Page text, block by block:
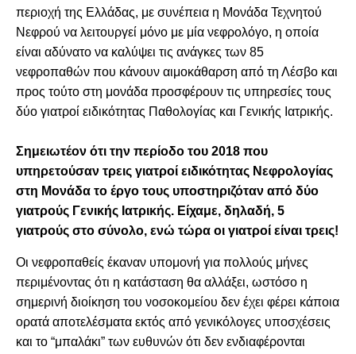
περιοχή της Ελλάδας, με συνέπεια η Μονάδα Τεχνητού
Νεφρού να λειτουργεί μόνο με μία νεφρολόγο, η οποία
είναι αδύνατο να καλύψει τις ανάγκες των 85
νεφροπαθών που κάνουν αιμοκάθαρση από τη Λέσβο και
προς τούτο στη μονάδα προσφέρουν τις υπηρεσίες τους
δύο γιατροί ειδικότητας Παθολογίας και Γενικής Ιατρικής.
Σημειωτέον ότι την περίοδο του 2018 που
υπηρετούσαν τρεις γιατροί ειδικότητας Νεφρολογίας
στη Μονάδα το έργο τους υποστηριζόταν από δύο
γιατρούς Γενικής Ιατρικής. Είχαμε, δηλαδή, 5
γιατρούς στο σύνολο, ενώ τώρα οι γιατροί είναι τρεις!
Οι νεφροπαθείς έκαναν υπομονή για πολλούς μήνες
περιμένοντας ότι η κατάσταση θα αλλάξει, ωστόσο η
σημερινή διοίκηση του νοσοκομείου δεν έχει φέρει κάποια
ορατά αποτελέσματα εκτός από γενικόλογες υποσχέσεις
και το “μπαλάκι” των ευθυνών ότι δεν ενδιαφέρονται